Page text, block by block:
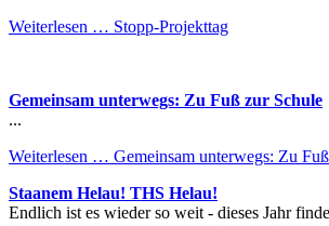
Weiterlesen … Stopp-Projekttag
Gemeinsam unterwegs: Zu Fuß zur Schule
...
Weiterlesen … Gemeinsam unterwegs: Zu
Staanem Helau! THS Helau!
Endlich ist es wieder so weit - dieses Jahr